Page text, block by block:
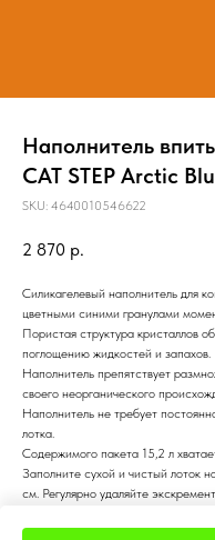
Наполнитель
CAT STEP Arctic
SKU: 4640010546622
2 870 р.
Cиликагелевый наполнитель для
цветными синими гранулами
Пористая структура кристаллов
поглощению жидкостей и запахов.
Наполнитель препятствует
своего неорганического
Наполнитель не требует
лотка.
Содержимого пакета 15,2 л
Заполните сухой и чистый лоток
см. Регулярно удаляйте
удалите использованные гранулы